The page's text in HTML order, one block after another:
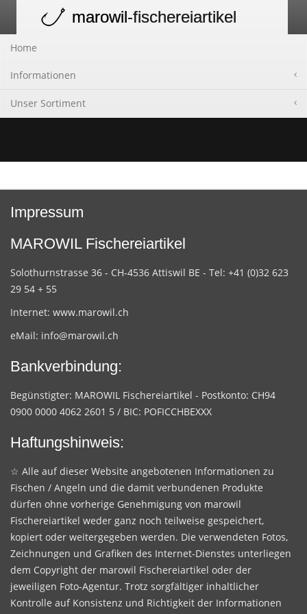
navigation
marowil-fischereiartikel
Home
Informationen
Unser Sortiment
Impressum
MAROWIL Fischereiartikel
Solothurnstrasse 36 - CH-4536 Attiswil BE - Tel: +41 (0)32 623
29 54 + 55
Internet: www.marowil.ch
eMail: info@marowil.ch
Bankverbindung:
Begünstigter: MAROWIL Fischereiartikel - Postkonto: CH94
0900 0000 4062 2601 5 / BIC: POFICCHBEXXX
Haftungshinweis:
☆ Alle auf dieser Website angebotenen Informationen zu
Fischen / Angeln und die damit verbundenen Produkte
dürfen ohne vorherige Genehmigung von marowil
Fischereiartikel weder ganz noch teilweise gespeichert,
kopiert oder weitergegeben werden. Die verwendeten Fotos,
Zeichnungen und Grafiken des Internet-Dienstes unterliegen
dem Copyright der marowil Fischereiartikel oder der
jeweiligen Foto-Agentur. Trotz sorgfältiger inhaltlicher
Kontrolle auf Konsistenz und Richtigkeit der Informationen